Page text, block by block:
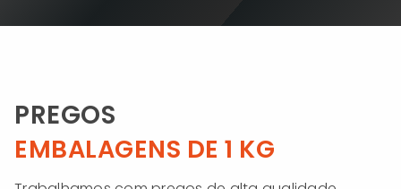
PREGOS
EMBALAGENS DE 1 KG